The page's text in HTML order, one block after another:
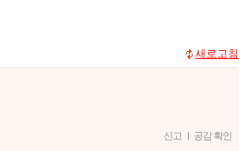
새로고침
신고 | 공감 확인